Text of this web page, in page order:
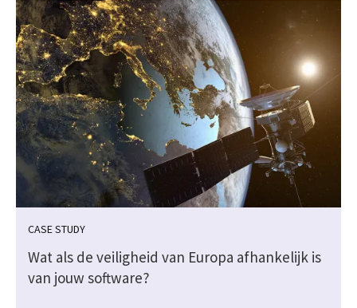
CASE STUDY
Wat als de veiligheid van Europa afhankelijk is
van jouw software?